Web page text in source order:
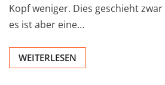
Kopf weniger. Dies geschieht
es ist aber eine…
WEITERLESEN